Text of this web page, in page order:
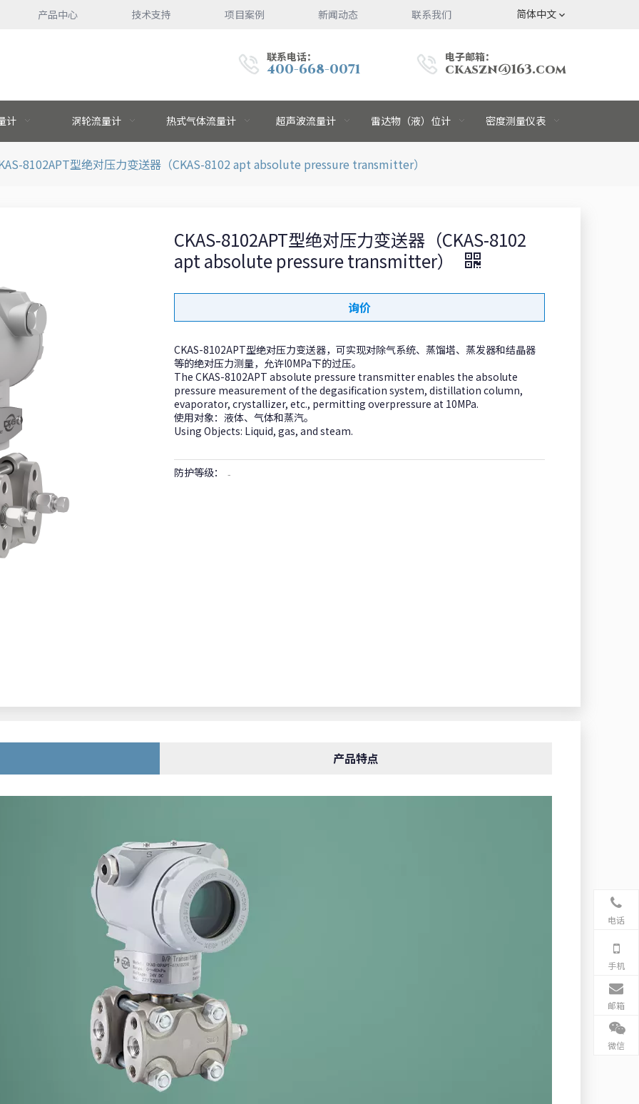
产品中心 技术支持 项目案例 新闻动态 联系我们 简体中文
联系电话：
400-668-0071
电子邮箱：
ckaszn@163.com
计 涡轮流量计 热式气体流量计 超声波流量计 雷达物（液）位计 密度测量仪表
8102APT型绝对压力变送器（CKAS-8102 apt absolute pressure transmitter）
CKAS-8102APT型绝对压力变送器（CKAS-8102
apt absolute pressure transmitter）
询价
CKAS-8102APT型绝对压力变送器，可实现对除气系统、蒸馏塔、蒸发器和结晶器
等的绝对压力测量，允许l0MPa下的过压。
The CKAS-8102APT absolute pressure transmitter enables the absolute
pressure measurement of the degasification system, distillation column,
evaporator, crystallizer, etc., permitting overpressure at 10MPa.
使用对象：液体、气体和蒸汽。
Using Objects: Liquid, gas, and steam.
防护等级： -
产品特点
电话
手机
邮箱
微信